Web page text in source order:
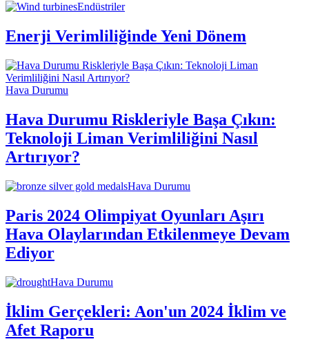
Endüstriler
Enerji Verimliliğinde Yeni Dönem
Hava Durumu
Hava Durumu Riskleriyle Başa Çıkın:
Teknoloji Liman Verimliliğini Nasıl
Artırıyor?
Hava Durumu
Paris 2024 Olimpiyat Oyunları Aşırı
Hava Olaylarından Etkilenmeye Devam
Ediyor
Hava Durumu
İklim Gerçekleri: Aon'un 2024 İklim ve
Afet Raporu